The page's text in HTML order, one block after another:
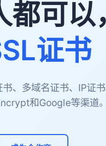
可以，
证书
、多域名证书、IP证
和Google等渠道。